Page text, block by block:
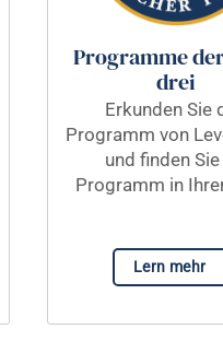
Programme
drei
Erkunden Sie
Programm von
und finden
Programm in
Lern mehr